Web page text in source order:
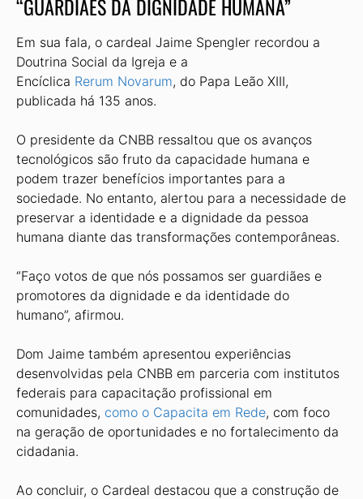
“GUARDIÃES DA DIGNIDADE HUMANA”
Em sua fala, o cardeal Jaime Spengler recordou a
Doutrina Social da Igreja e a
Encíclica Rerum Novarum, do Papa Leão XIII,
publicada há 135 anos.
O presidente da CNBB ressaltou que os avanços
tecnológicos são fruto da capacidade humana e
podem trazer benefícios importantes para a
sociedade. No entanto, alertou para a necessidade de
preservar a identidade e a dignidade da pessoa
humana diante das transformações contemporâneas.
“Faço votos de que nós possamos ser guardiães e
promotores da dignidade e da identidade do
humano”, afirmou.
Dom Jaime também apresentou experiências
desenvolvidas pela CNBB em parceria com institutos
federais para capacitação profissional em
comunidades, como o Capacita em Rede, com foco
na geração de oportunidades e no fortalecimento da
cidadania.
Ao concluir, o Cardeal destacou que a construção de